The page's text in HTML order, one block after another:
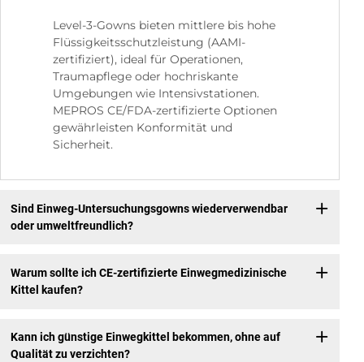
Level-3-Gowns bieten mittlere bis hohe
Flüssigkeitsschutzleistung (AAMI-
zertifiziert), ideal für Operationen,
Traumapflege oder hochriskante
Umgebungen wie Intensivstationen.
MEPROS CE/FDA-zertifizierte Optionen
gewährleisten Konformität und
Sicherheit.
Sind Einweg-Untersuchungsgowns wiederverwendbar
oder umweltfreundlich?
Warum sollte ich CE-zertifizierte Einwegmedizinische
Kittel kaufen?
Kann ich günstige Einwegkittel bekommen, ohne auf
Qualität zu verzichten?